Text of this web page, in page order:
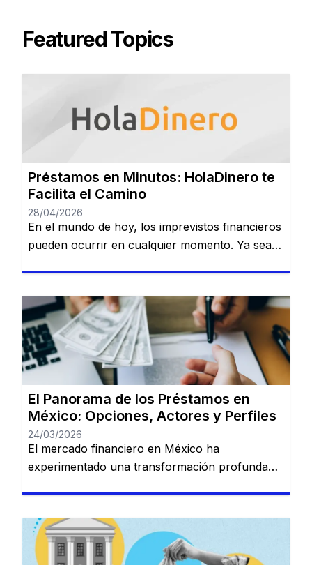
Featured Topics
Préstamos en Minutos: HolaDinero te
Facilita el Camino
28/04/2026
En el mundo de hoy, los imprevistos financieros
pueden ocurrir en cualquier momento. Ya sea
inversión importante, contar con una opción
confiable de financiamiento es esencial. Serás
redirigido a otro sitio web. HolaDinero se
presenta como una plataforma de préstamos
en línea […]
El Panorama de los Préstamos en
México: Opciones, Actores y Perfiles
24/03/2026
El mercado financiero en México ha
experimentado una transformación profunda
plataformas digitales (Fintech) ha creado un
ecosistema donde prácticamente cualquier perfil
de usuario puede encontrar una solución de